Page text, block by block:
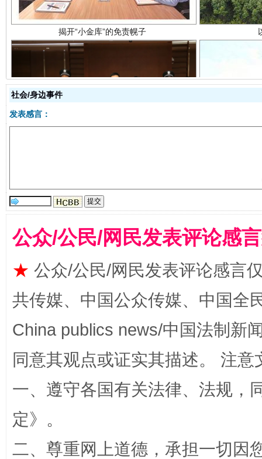
受贿1.44亿！段成刚被判无期 从幼
全民健身五年计划来了！等你上场
社会/身边事件
发表感言：
公众/公民/网民发表评论感
★ 公众/公民/网民发表评论感言
共传媒、中国公众传媒、中国全
China publics news/中国法制新
同意其观点或证实其描述。 注
一、遵守各国有关法律、法规，
定》。
二、尊重网上道德，承担一切因